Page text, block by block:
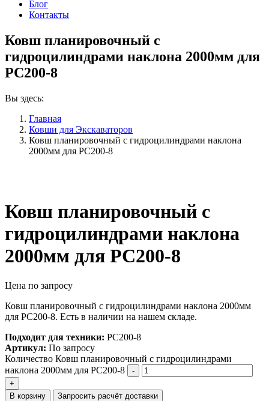
Блог
Контакты
Ковш планировочный с
гидроцилиндрами наклона 2000мм для
PC200-8
Вы здесь:
Главная
Ковши для Экскаваторов
Ковш планировочный с гидроцилиндрами наклона
2000мм для PC200-8
Ковш планировочный с
гидроцилиндрами наклона
2000мм для PC200-8
Цена по запросу
Ковш планировочный с гидроцилиндрами наклона 2000мм
для PC200-8. Есть в наличии на нашем складе.
Подходит для техники: PC200-8
Артикул: По запросу
Количество Ковш планировочный с гидроцилиндрами
наклона 2000мм для PC200-8
В корзину Запросить расчёт доставки